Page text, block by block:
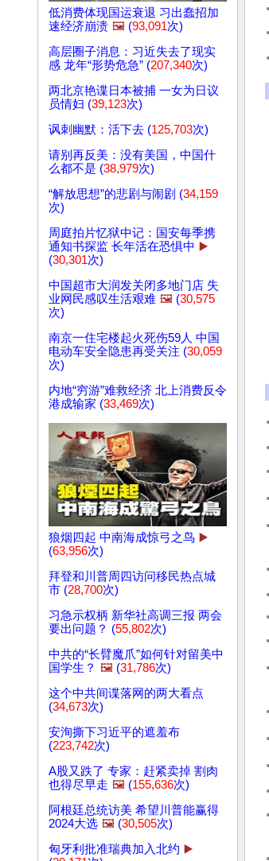
低消费体现国运衰退 习出蠢招加
速经济崩溃 🖼️ (93,091次)
高层圈子消息：习近失去了现实
感 龙年“形势危急” (207,340次)
两北京艳谍日本被捕 一女为日议
员情妇 (39,123次)
讽刺幽默：活下去 (125,703次)
请别再反美：没有美国，中国什
么都不是 (38,979次)
“解放思想”的悲剧与闹剧 (34,159
次)
周庭拍片忆狱中记：国安每季携
通知书探监 长年活在恐惧中 ▶️
(30,301次)
中国超市大润发关闭多地门店 失
业网民感叹生活艰难 🖼️ (30,575
次)
南京一住宅楼起火死伤59人 中国
电动车安全隐患再受关注 (30,059
次)
内地“穷游”难救经济 北上消费反令
港成输家 (33,469次)
狼烟四起 中南海成惊弓之鸟 ▶️
(63,956次)
拜登和川普周四访问移民热点城
市 (28,700次)
习急示权柄 新华社高调三报 两会
要出问题？ (55,802次)
中共的“长臂魔爪”如何针对留美中
国学生？ 🖼️ (31,786次)
这个中共间谍落网的两大看点
(34,673次)
安洵撕下习近平的遮羞布
(223,742次)
A股又跌了 专家：赶紧卖掉 割肉
也得尽早走 🖼️ (155,636次)
阿根廷总统访美 希望川普能赢得
2024大选 🖼️ (30,505次)
匈牙利批准瑞典加入北约 ▶️